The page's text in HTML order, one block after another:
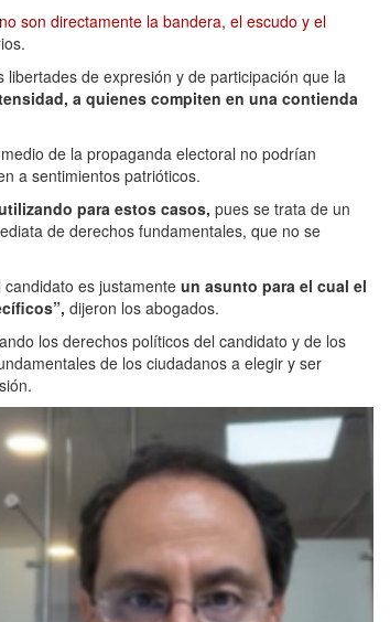
son directamente la bandera, el escudo y el
de expresión y de participación que la
a quienes compiten en una contienda
de la propaganda electoral no podrían
a sentimientos patrióticos.
para estos casos, pues se trata de un
de derechos fundamentales, que no se
es justamente un asunto para el cual el
dijeron los abogados.
los derechos políticos del candidato y de los
de los ciudadanos a elegir y ser